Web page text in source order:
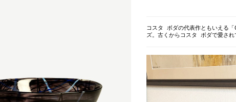
コスタ ボダの代表作ともいえる「
ズ。古くからコスタ ボダで愛され